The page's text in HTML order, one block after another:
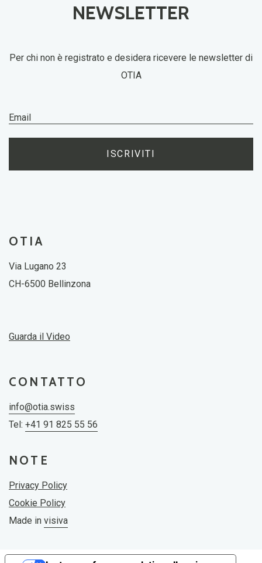
NEWSLETTER
Per chi non è registrato e desidera ricevere le newsletter di
OTIA
ISCRIVITI
OTIA
Via Lugano 23
CH-6500 Bellinzona
Guarda il Video
CONTATTO
info@otia.swiss
Tel: +41 91 825 55 56
NOTE
Privacy Policy
Cookie Policy
Made in visiva